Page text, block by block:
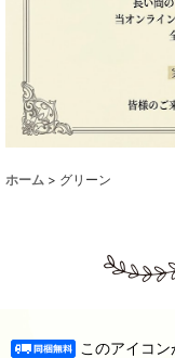
ホーム > グリーン
このアイコ